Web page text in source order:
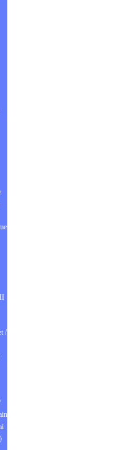
/